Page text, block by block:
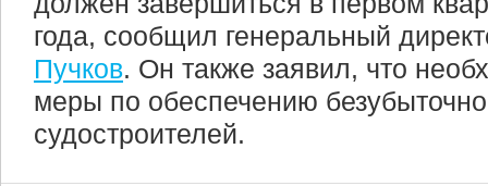
года, сообщил генеральный
Пучков. Он также заявил, что
меры по обеспечению
судостроителей.